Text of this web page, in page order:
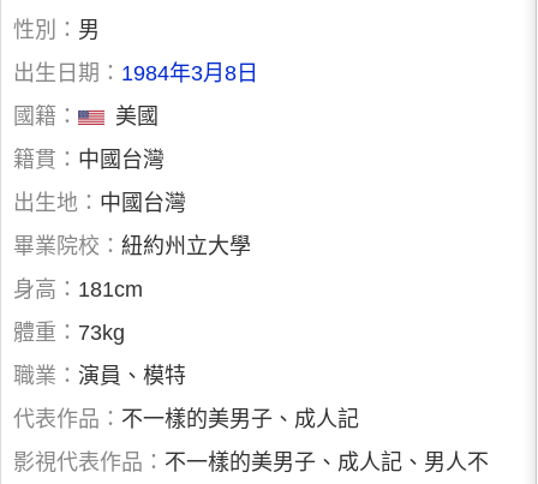
性別： 男
出生日期： 1984年3月8日
國籍：
美國
籍貫： 中國台灣
出生地： 中國台灣
畢業院校： 紐約州立大學
身高： 181cm
體重： 73kg
職業： 演員、模特
代表作品： 不一樣的美男子、成人記
影視代表作品： 不一樣的美男子、成人記、男人不